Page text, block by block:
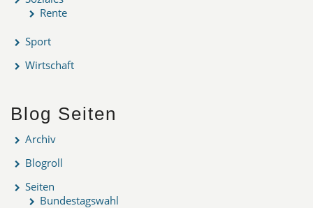
Rente
Sport
Wirtschaft
Blog Seiten
Archiv
Blogroll
Seiten
Bundestagswahl